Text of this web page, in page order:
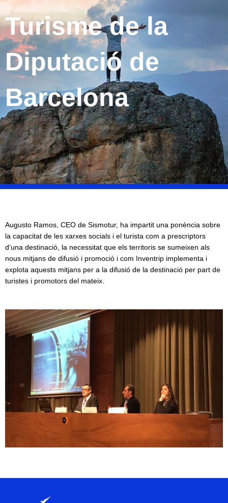
Turisme de la
Diputació de
Barcelona
Augusto Ramos, CEO de Sismotur, ha impartit una ponència sobre
la capacitat de les xarxes socials i el turista com a prescriptors
d’una destinació, la necessitat que els territoris se sumeixen als
nous mitjans de difusió i promoció i com Inventrip implementa i
explota aquests mitjans per a la difusió de la destinació per part de
turistes i promotors del mateix.